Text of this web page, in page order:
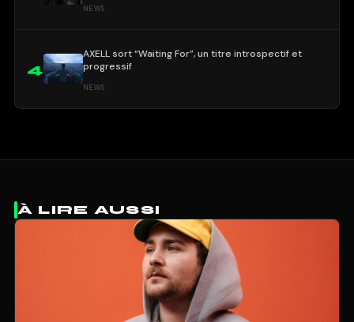
NEWS
4
AXELL sort “Waiting For”, un titre introspectif et
progressif
NEWS
À LIRE AUSSI